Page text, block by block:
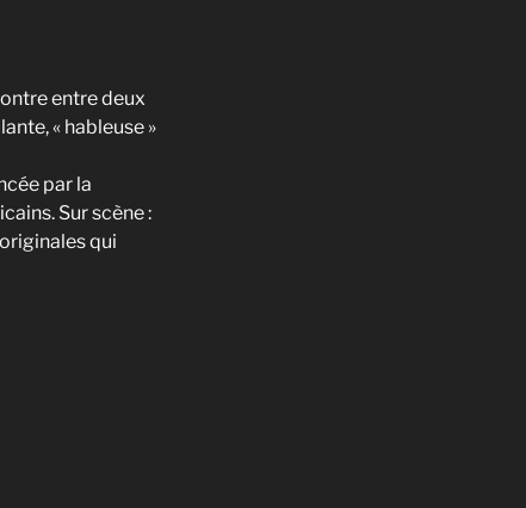
entre deux
« hableuse »
par la
Sur scène :
qui